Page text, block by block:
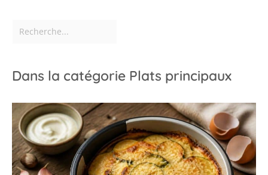
Dans la catégorie Plats principaux